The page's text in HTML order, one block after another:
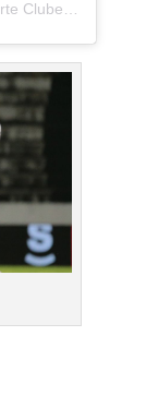
Um post compartilhado por Sousa Esporte Clube (@sousa_ec)